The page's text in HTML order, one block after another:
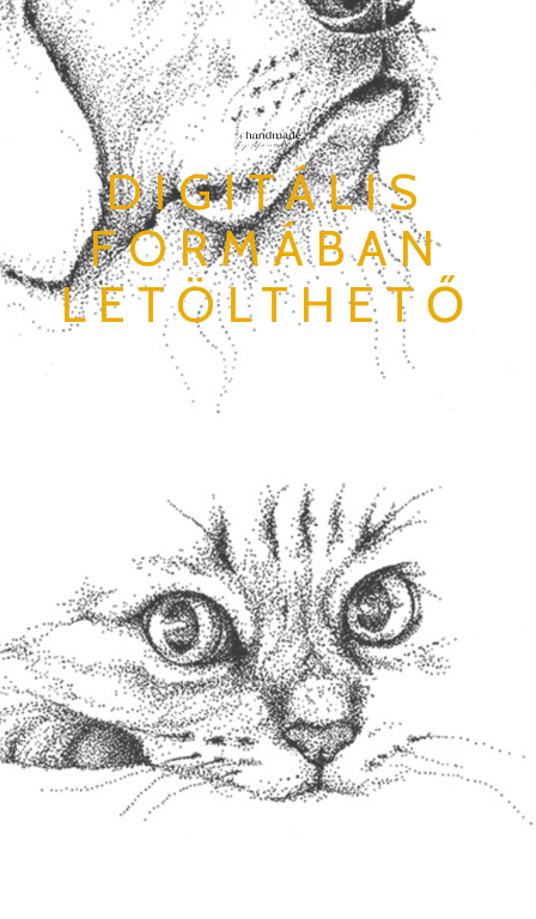
DIGITÁLIS
FORMÁBAN
LETÖLTHETŐ